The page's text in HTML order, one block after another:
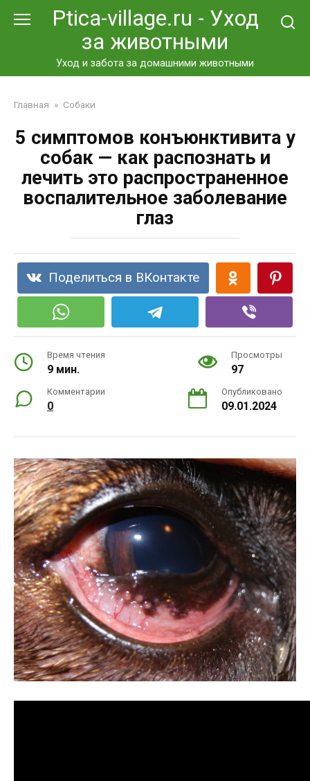
Ptica-village.ru - Уход
за животными
Уход и забота за домашними животными
Главная » Собаки
5 симптомов конъюнктивита у
собак — как распознать и
лечить это распространенное
воспалительное заболевание
глаз
Поделиться в ВКонтакте
Время чтения
9 мин.
Просмотры
97
Комментарии
0
Опубликовано
09.01.2024